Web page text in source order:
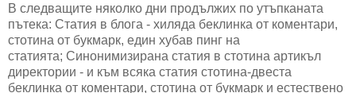
В следващите няколко дни продължих по утъпканата
пътека: Статия в блога - хиляда беклинка от коментари,
стотина от букмарк, един хубав пинг на
статията; Синонимизирана статия в стотина артикъл
директории - и към всяка статия стотина-двеста
беклинка от коментари, стотина от букмарк и естествено